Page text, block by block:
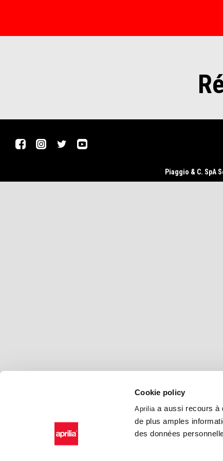
Cookie policy
Apriliaa aussi recours à
de plus amples
des données
FacebookInstagram
Twitter
Piaggio & C. SpA